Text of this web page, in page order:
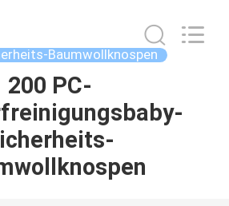
Baumwollknospen
200 PC-